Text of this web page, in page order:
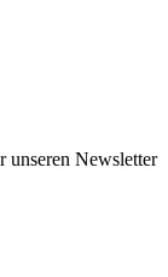
unseren Newsletter